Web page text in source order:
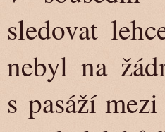
sledovat
nebyl na
s pasáží